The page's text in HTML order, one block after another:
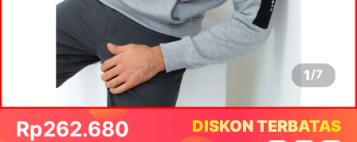
1/7
Rp262.680 DISKON TERBATAS